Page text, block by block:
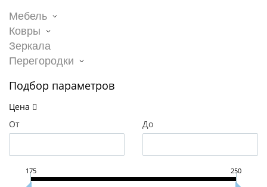
Мебель
Ковры
Зеркала
Перегородки
Подбор параметров
Цена
От
До
175 250